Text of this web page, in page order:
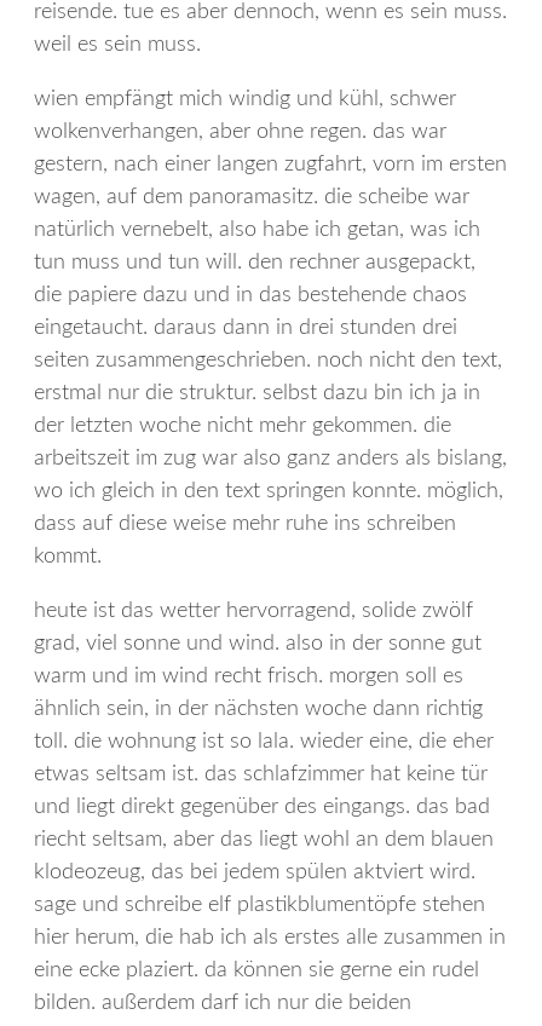
reisende. tue es aber dennoch, wenn es sein muss.
weil es sein muss.
wien empfängt mich windig und kühl, schwer
wolkenverhangen, aber ohne regen. das war
gestern, nach einer langen zugfahrt, vorn im ersten
wagen, auf dem panoramasitz. die scheibe war
natürlich vernebelt, also habe ich getan, was ich
tun muss und tun will. den rechner ausgepackt,
die papiere dazu und in das bestehende chaos
eingetaucht. daraus dann in drei stunden drei
seiten zusammengeschrieben. noch nicht den text,
erstmal nur die struktur. selbst dazu bin ich ja in
der letzten woche nicht mehr gekommen. die
arbeitszeit im zug war also ganz anders als bislang,
wo ich gleich in den text springen konnte. möglich,
dass auf diese weise mehr ruhe ins schreiben
kommt.
heute ist das wetter hervorragend, solide zwölf
grad, viel sonne und wind. also in der sonne gut
warm und im wind recht frisch. morgen soll es
ähnlich sein, in der nächsten woche dann richtig
toll. die wohnung ist so lala. wieder eine, die eher
etwas seltsam ist. das schlafzimmer hat keine tür
und liegt direkt gegenüber des eingangs. das bad
riecht seltsam, aber das liegt wohl an dem blauen
klodeozeug, das bei jedem spülen aktviert wird.
sage und schreibe elf plastikblumentöpfe stehen
hier herum, die hab ich als erstes alle zusammen in
eine ecke plaziert. da können sie gerne ein rudel
bilden. außerdem darf ich nur die beiden